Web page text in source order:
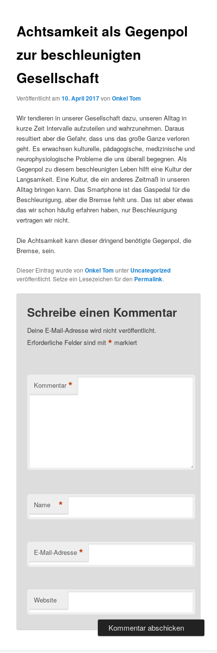
Achtsamkeit als Gegenpol
zur beschleunigten
Gesellschaft
Veröffentlicht am10. April 2017vonOnkel Tom
Wir tendieren in unserer Gesellschaft dazu, unseren Alltag in
kurze Zeit Intervalle aufzuteilen und wahrzunehmen. Daraus
resultiert aber die Gefahr, dass uns das große Ganze verloren
geht. Es erwachsen kulturelle, pädagogische, medizinische und
neurophysiologische Probleme die uns überall begegnen. Als
Gegenpol zu diesem beschleunigten Leben hilft eine Kultur der
Langsamkeit. Eine Kultur, die ein anderes Zeitmaß in unseren
Alltag bringen kann. Das Smartphone ist das Gaspedal für die
Beschleunigung, aber die Bremse fehlt uns. Das ist aber etwas
das wir schon häufig erfahren haben, nur Beschleunigung
vertragen wir nicht.
Die Achtsamkeit kann dieser dringend benötigte Gegenpol, die
Bremse, sein.
Dieser Eintrag wurde vonOnkel Tom unter Uncategorized
veröffentlicht. Setze ein Lesezeichen für den Permalink.
Schreibe einen Kommentar
Deine E-Mail-Adresse wird nicht veröffentlicht.
Erforderliche Felder sind mit* markiert
Kommentar *
Name *
E-Mail-Adresse *
Website